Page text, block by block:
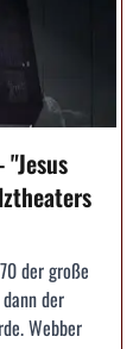
"Jesus
der große
der
Webber